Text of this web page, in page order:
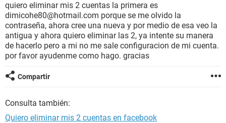
quiero eliminar mis 2 cuentas la primera es
dimicohe80@hotmail.com porque se me olvido la
contraseña, ahora cree una nueva y por medio de esa veo la
antigua y ahora quiero eliminar las 2, ya intente su manera
de hacerlo pero a mi no me sale configuracion de mi cuenta.
por favor ayudenme como hago. gracias
Compartir
Consulta también:
Quiero eliminar mis 2 cuentas en facebook